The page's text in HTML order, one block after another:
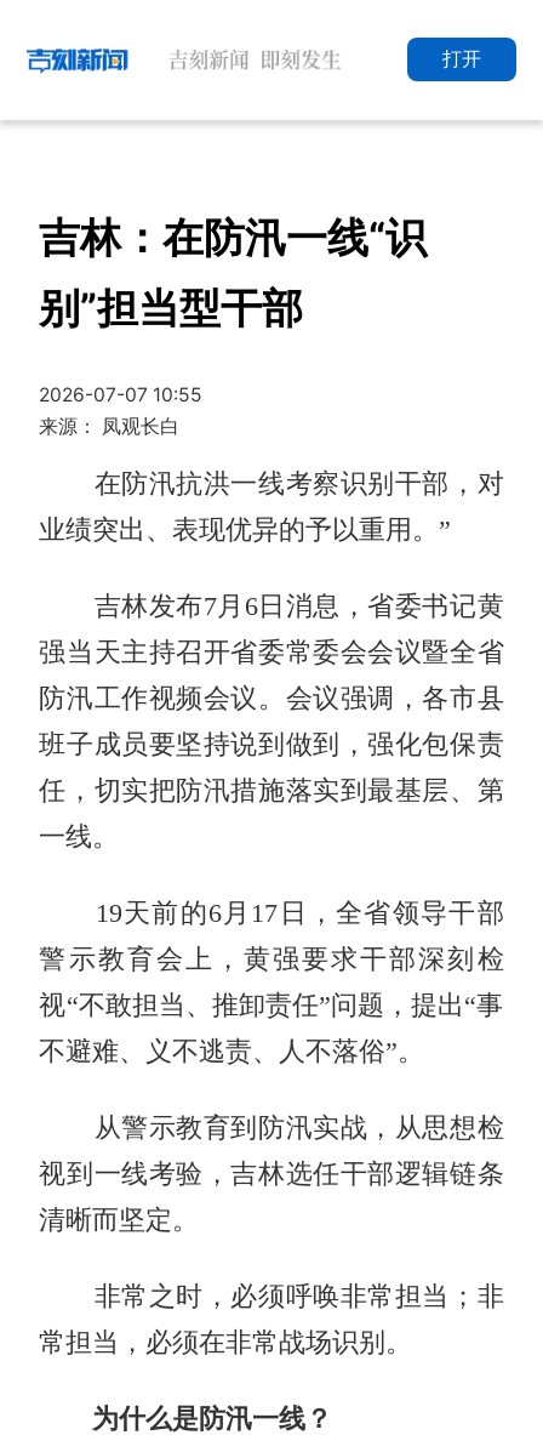
打开
吉林：在防汛一线“识
别”担当型干部
2026-07-07 10:55
来源： 凤观长白
在防汛抗洪一线考察识别干部，对
业绩突出、表现优异的予以重用。”
吉林发布7月6日消息，省委书记黄
强当天主持召开省委常委会会议暨全省
防汛工作视频会议。会议强调，各市县
班子成员要坚持说到做到，强化包保责
任，切实把防汛措施落实到最基层、第
一线。
19天前的6月17日，全省领导干部
警示教育会上，黄强要求干部深刻检
视“不敢担当、推卸责任”问题，提出“事
不避难、义不逃责、人不落俗”。
从警示教育到防汛实战，从思想检
视到一线考验，吉林选任干部逻辑链条
清晰而坚定。
非常之时，必须呼唤非常担当；非
常担当，必须在非常战场识别。
为什么是防汛一线？